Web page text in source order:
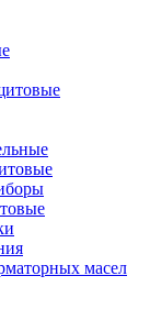
масел